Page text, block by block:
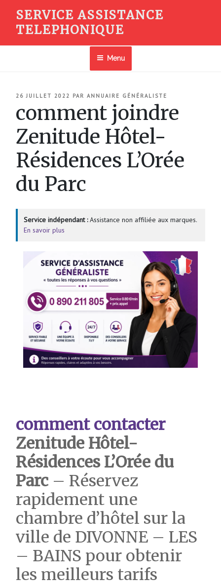
contenu
SERVICE ASSISTANCE
TELEPHONIQUE
Menu
PUBLIÉ
26 JUILLET 2022 PAR ANNUAIRE GÉNÉRALISTE
comment joindre
Zenitude Hôtel-
Résidences L’Orée
du Parc
Service indépendant :Assistance non affiliée aux marques.
En savoir plus
comment contacter
Zenitude Hôtel-
Résidences L’Orée du
Parc– Réservez
rapidement une
chambre d’hôtel sur la
ville de DIVONNE – LES
– BAINS pour obtenir
les meilleurs tarifs